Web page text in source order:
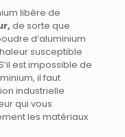
libère de
de sorte que
d’aluminium
susceptible
est impossible de
il faut
industrielle
qui vous
les matériaux